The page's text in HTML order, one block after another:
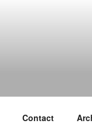
Contact